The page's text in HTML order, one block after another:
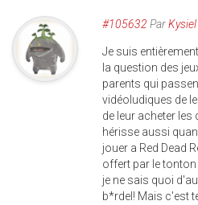
#105632 ParKysiel
Je suis
la question des
parents qui
vidéoludiques de
de leur acheter les
hérisse aussi
jouer a Red Dead
offert par le tonton
je ne sais quoi
b*rdel! Mais c'est